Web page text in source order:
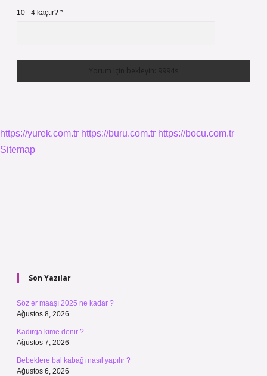
10 - 4 kaçtır? *
https://yurek.com.tr https://buru.com.tr https://bocu.com.tr
Sitemap
Son Yazılar
Söz er maaşı 2025 ne kadar ?
Ağustos 8, 2026
Kadırga kime denir ?
Ağustos 7, 2026
Bebeklere bal kabağı nasıl yapılır ?
Ağustos 6, 2026